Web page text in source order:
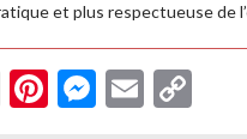
et plus respectueuse de
X
Pi M E